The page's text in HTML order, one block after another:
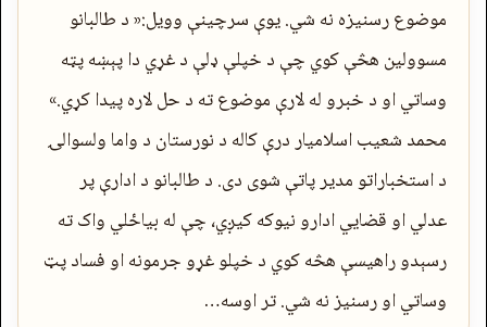
موضوع رسنیزه نه شي. یوې سرچینې وویل:« د طالبانو
مسوولین هڅې کوي چې د خپلې ډلې د غړي دا پېښه پټه
وساتي او د خبرو له لارې موضوع ته د حل لاره پیدا کړي.»
محمد شعیب اسلامیار درې کاله د نورستان د واما ولسوالۍ
د استخباراتو مدیر پاتې شوی دی. د طالبانو د ادارې پر
عدلي او قضايي ادارو نیوکه کیږي، چې له بیاځلي واک ته
رسېدو راهیسې هڅه کوي د خپلو غړو جرمونه او فساد پټ
وساتي او رسنیز نه شي. تر اوسه…